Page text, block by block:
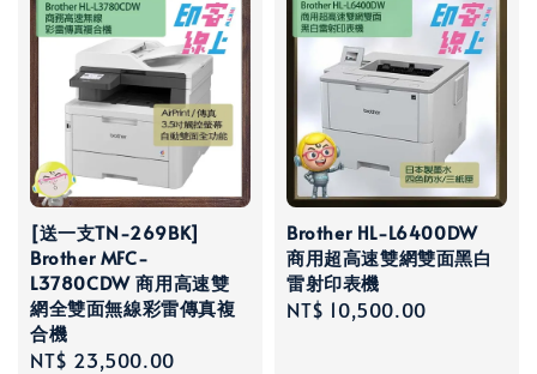
[送一支TN-269BK]
Brother MFC-
L3780CDW 商用高速雙
網全雙面無線彩雷傳真複
合機
Regular
NT$ 23,500.00
Brother HL-L6400DW
商用超高速雙網雙面黑白
雷射印表機
Regular
NT$ 10,500.00